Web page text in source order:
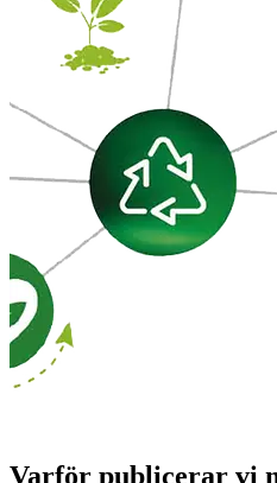
Varför publicerar vi